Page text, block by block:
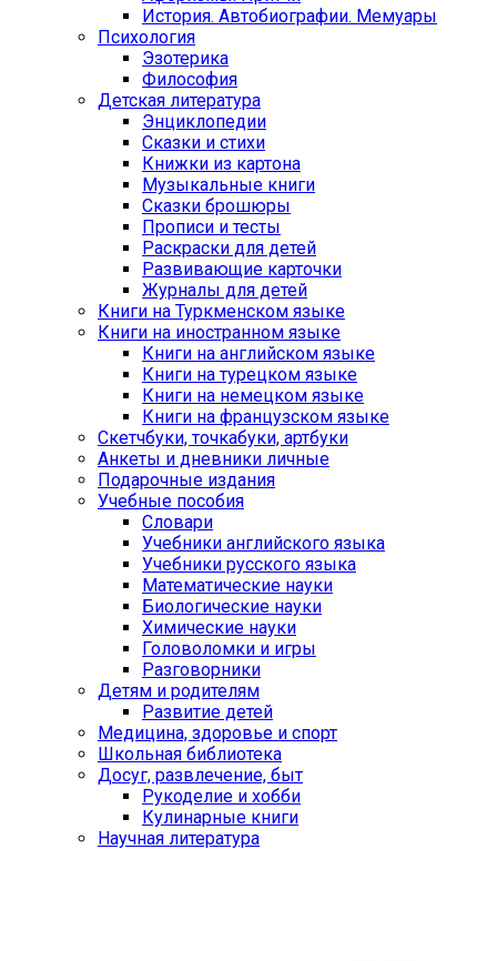
История. Автобиографии. Мемуары
Психология
Эзотерика
Философия
Детская литература
Энциклопедии
Сказки и стихи
Книжки из картона
Музыкальные книги
Сказки брошюры
Прописи и тесты
Раскраски для детей
Развивающие карточки
Журналы для детей
Книги на Туркменском языке
Книги на иностранном языке
Книги на английском языке
Книги на турецком языке
Книги на немецком языке
Книги на французском языке
Cкетчбуки, точкабуки, артбуки
Анкеты и дневники личные
Подарочные издания
Учебные пособия
Словари
Учебники английского языка
Учебники русского языка
Математические науки
Биологические науки
Химические науки
Головоломки и игры
Разговорники
Детям и родителям
Развитие детей
Медицина, здоровье и спорт
Школьная библиотека
Досуг, развлечение, быт
Рукоделие и хобби
Кулинарные книги
Научная литература